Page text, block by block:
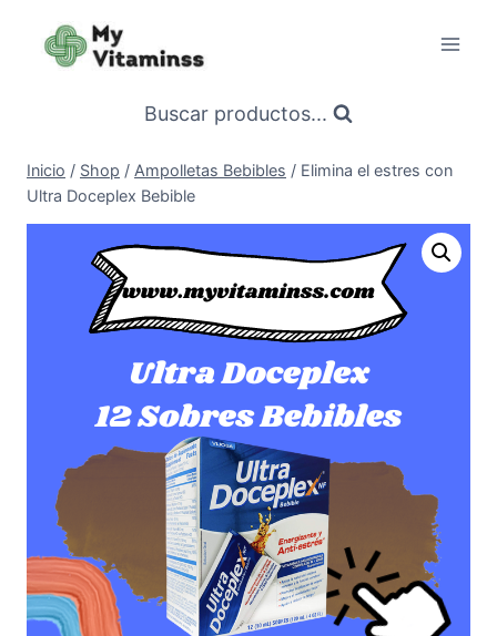
contenido
Buscar productos...
Inicio / Shop / Ampolletas Bebibles / Elimina el estres con
Ultra Doceplex Bebible